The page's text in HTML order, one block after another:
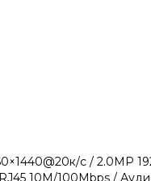
с / 2.0МР
10M/100Mbps /